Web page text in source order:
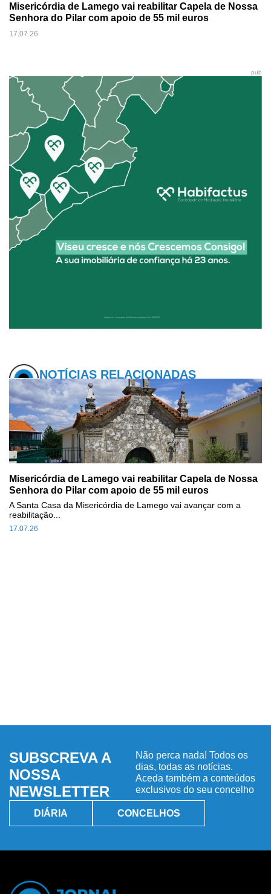
Misericórdia de Lamego vai reabilitar Capela de Nossa
Senhora do Pilar com apoio de 55 mil euros
17.07.26
pub
NOTÍCIAS RELACIONADAS
Misericórdia de Lamego vai reabilitar Capela de Nossa
Senhora do Pilar com apoio de 55 mil euros
17.07.26
A Santa Casa da Misericórdia de Lamego vai avançar com a
reabilitação...
SUBSCREVA A
NOSSA
NEWSLETTER
Não perca nada! Todos os
dias, todas as notícias.
Aceda também a conteúdos
exclusivos do seu concelho
DIÁRIA CONCELHOS